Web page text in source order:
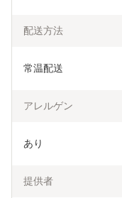
配送方法
常温配送
アレルゲン
あり
提供者